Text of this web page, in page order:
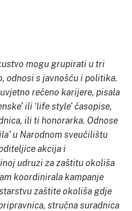
mogu grupirati u tri
odnosi s javnošću i politika.
rečeno karijere, pisala
ili ‘life style’ časopise,
ili ti honorarka. Odnose
u Narodnom sveučilištu
akcija i
udruzi za zaštitu okoliša
koordinirala kampanje
zaštite okoliša gdje
stručna suradnica